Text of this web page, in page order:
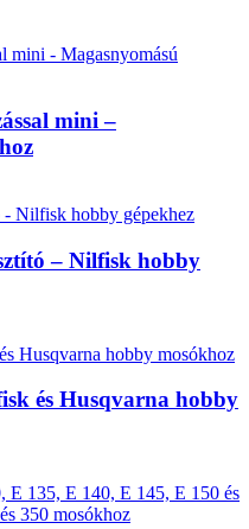
mini –
– Nilfisk hobby
és Husqvarna hobby